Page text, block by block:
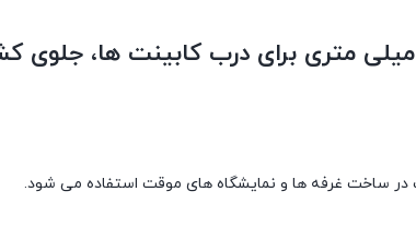
در آشپزخانه می توان از ام دی اف 16 میلی متری برای